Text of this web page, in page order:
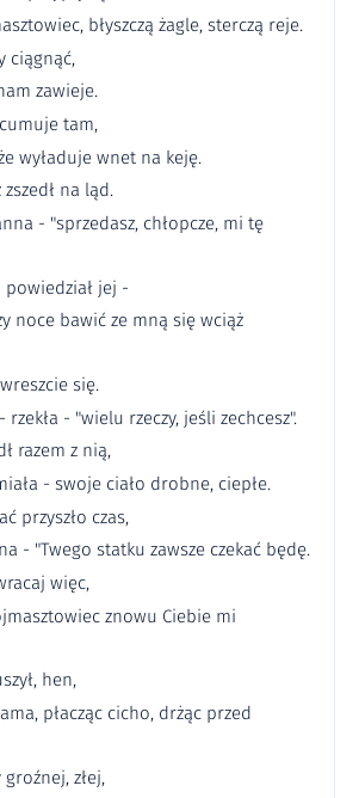
błyszczą żagle, sterczą reje.
ciągnąć,
zawieje.
tam,
wyładuje wnet na keję.
na ląd.
- "sprzedasz, chłopcze, mi tę
powiedział jej -
noce bawić ze mną się wciąż
się.
rzekła - "wielu rzeczy, jeśli zechcesz".
razem z nią,
- swoje ciało drobne, ciepłe.
przyszło czas,
- "Twego statku zawsze czekać będę.
więc,
znowu Ciebie mi
hen,
płacząc cicho, drżąc przed
złej,